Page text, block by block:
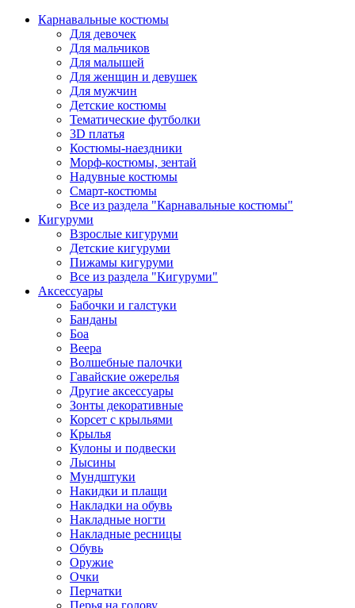
Карнавальные костюмы
Для девочек
Для мальчиков
Для малышей
Для женщин и девушек
Для мужчин
Детские костюмы
Тематические футболки
3D платья
Костюмы-наездники
Морф-костюмы, зентай
Надувные костюмы
Смарт-костюмы
Все из раздела "Карнавальные костюмы"
Кигуруми
Взрослые кигуруми
Детские кигуруми
Пижамы кигуруми
Все из раздела "Кигуруми"
Аксессуары
Бабочки и галстуки
Банданы
Боа
Веера
Волшебные палочки
Гавайские ожерелья
Другие аксессуары
Зонты декоративные
Корсет с крыльями
Крылья
Кулоны и подвески
Лысины
Мундштуки
Накидки и плащи
Накладки на обувь
Накладные ногти
Накладные ресницы
Обувь
Оружие
Очки
Перчатки
Перья на голову